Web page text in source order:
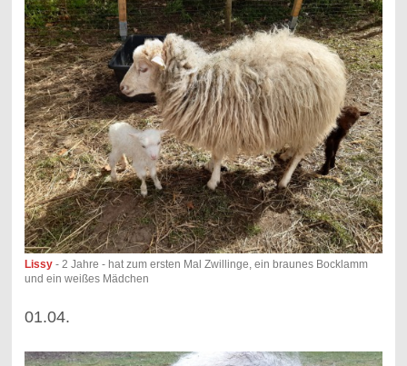
Lissy- 2 Jahre - hat zum ersten Mal Zwillinge, ein braunes Bocklamm
und ein weißes Mädchen
01.04.